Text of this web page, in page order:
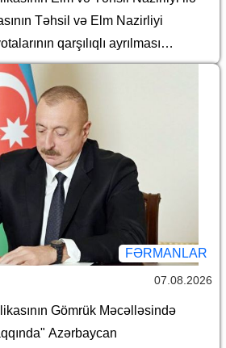
Təhsil və Elm Nazirliyi
qarşılıqlı ayrılması
edilməsi barədə
FƏRMANLAR
07.08.2026
Gömrük Məcəlləsində
Azərbaycan